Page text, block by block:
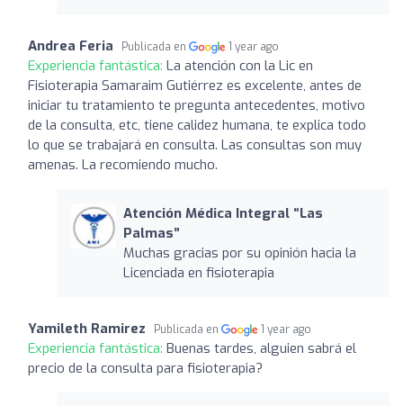
Andrea Feria Publicada en 1 year ago
Experiencia fantástica: La atención con la Lic en
Fisioterapia Samaraim Gutiérrez es excelente, antes de
iniciar tu tratamiento te pregunta antecedentes, motivo
de la consulta, etc, tiene calidez humana, te explica todo
lo que se trabajará en consulta. Las consultas son muy
amenas. La recomiendo mucho.
Atención Médica Integral “Las
Palmas”
Muchas gracias por su opinión hacia la
Licenciada en fisioterapia
Yamileth Ramirez Publicada en 1 year ago
Experiencia fantástica: Buenas tardes, alguien sabrá el
precio de la consulta para fisioterapia?